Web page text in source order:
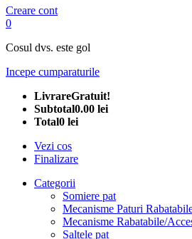
Creare cont
0
Cosul dvs. este gol
Incepe cumparaturile
LivrareGratuit!
Subtotal0.00 lei
Total0 lei
Vezi cos
Finalizare
Categorii
Somiere pat
Mecanisme Paturi
Mecanisme Rabatabile/
Saltele pat